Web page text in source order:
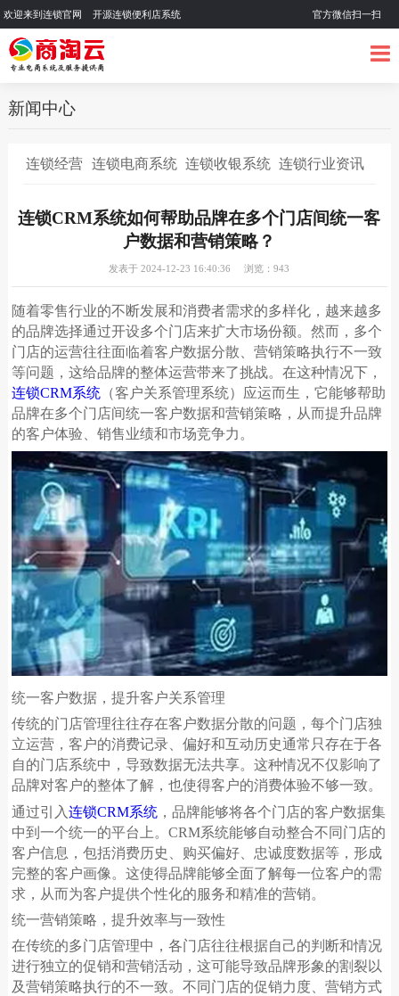
欢迎来到连锁官网 开源连锁便利店系统 官方微信扫一扫
新闻中心
连锁经营 连锁电商系统 连锁收银系统 连锁行业资讯
连锁CRM系统如何帮助品牌在多个门店间统一客
户数据和营销策略？
发表于 2024-12-23 16:40:36 浏览：943
随着零售行业的不断发展和消费者需求的多样化，越来越多
的品牌选择通过开设多个门店来扩大市场份额。然而，多个
门店的运营往往面临着客户数据分散、营销策略执行不一致
等问题，这给品牌的整体运营带来了挑战。在这种情况下，
连锁CRM系统 （客户关系管理系统）应运而生，它能够帮助
品牌在多个门店间统一客户数据和营销策略，从而提升品牌
的客户体验、销售业绩和市场竞争力。
统一客户数据，提升客户关系管理
传统的门店管理往往存在客户数据分散的问题，每个门店独
立运营，客户的消费记录、偏好和互动历史通常只存在于各
自的门店系统中，导致数据无法共享。这种情况不仅影响了
品牌对客户的整体了解，也使得客户的消费体验不够一致。
通过引入连锁CRM系统 ，品牌能够将各个门店的客户数据集
中到一个统一的平台上。CRM系统能够自动整合不同门店的
客户信息，包括消费历史、购买偏好、忠诚度数据等，形成
完整的客户画像。这使得品牌能够全面了解每一位客户的需
求，从而为客户提供个性化的服务和精准的营销。
统一营销策略，提升效率与一致性
在传统的多门店管理中，各门店往往根据自己的判断和情况
进行独立的促销和营销活动，这可能导致品牌形象的割裂以
及营销策略执行的不一致。不同门店的促销力度、营销方式